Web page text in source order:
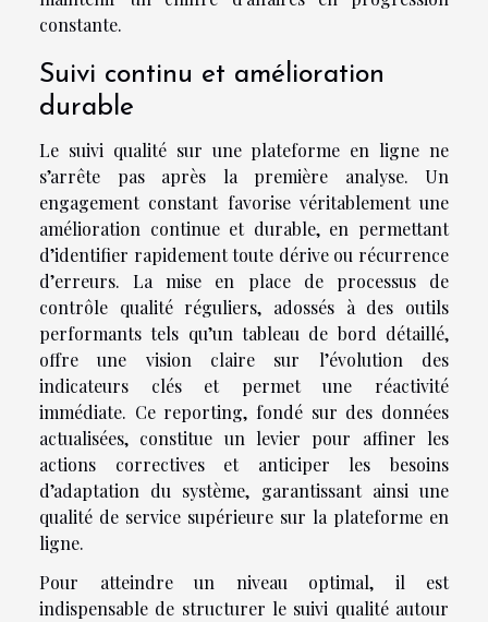
constante.
Suivi continu et amélioration
durable
Le suivi qualité sur une plateforme en ligne ne
s’arrête pas après la première analyse. Un
engagement constant favorise véritablement une
amélioration continue et durable, en permettant
d’identifier rapidement toute dérive ou récurrence
d’erreurs. La mise en place de processus de
contrôle qualité réguliers, adossés à des outils
performants tels qu’un tableau de bord détaillé,
offre une vision claire sur l’évolution des
indicateurs clés et permet une réactivité
immédiate. Ce reporting, fondé sur des données
actualisées, constitue un levier pour affiner les
actions correctives et anticiper les besoins
d’adaptation du système, garantissant ainsi une
qualité de service supérieure sur la plateforme en
ligne.
Pour atteindre un niveau optimal, il est
indispensable de structurer le suivi qualité autour